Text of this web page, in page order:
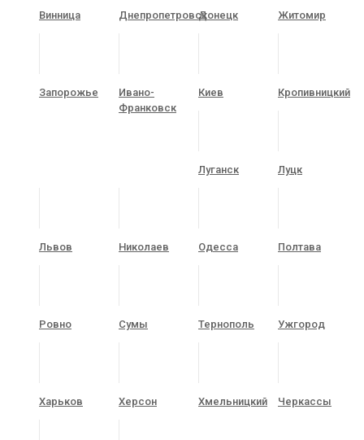
Винница ДнепропетровскДонецк Житомир
Запорожье
Ивано-
Франковск
Киев Кропивницкий
Луганск Луцк
Львов Николаев Одесса Полтава
Ровно Сумы Тернополь Ужгород
Харьков Херсон Хмельницкий Черкассы